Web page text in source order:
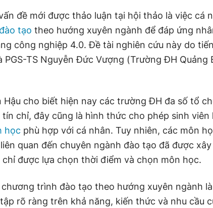
đề mới được thảo luận tại hội thảo là việc cá
tạo theo hướng xuyên ngành để đáp ứng
công nghiệp 4.0. Đề tài nghiên cứu này do
PGS-TS Nguyễn Đức Vượng (Trường ĐH Quảng
Hậu cho biết hiện nay các trường ĐH đa số tổ
chỉ, đây cũng là hình thức cho phép sinh viên
học phù hợp với cá nhân. Tuy nhiên, các môn
quan đến chuyên ngành đào tạo đã được
được lựa chọn thời điểm và chọn môn học.
trình đào tạo theo hướng xuyên ngành
rõ ràng trên khả năng, kiến thức và nhu cầu